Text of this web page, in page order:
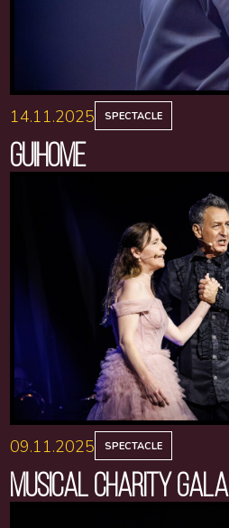
14.11.2025 SPECTACLE
GUIHOME
09.11.2025 SPECTACLE
MUSICAL CHARITY GALA